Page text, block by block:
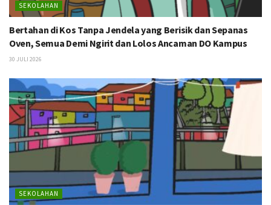
SEKOLAHAN
Bertahan di Kos Tanpa Jendela yang Berisik dan Sepanas
Oven, Semua Demi Ngirit dan Lolos Ancaman DO Kampus
30 JULI 2026
SEKOLAHAN